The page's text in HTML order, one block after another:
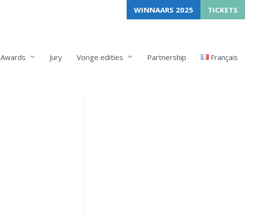
WINNAARS 2025 TICKETS
Awards Jury Vorige edities Partnership Français